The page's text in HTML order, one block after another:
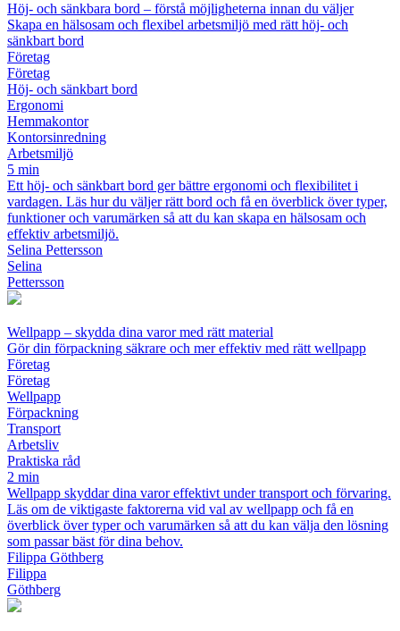
Höj- och sänkbara bord – förstå möjligheterna innan du väljer
Skapa en hälsosam och flexibel arbetsmiljö med rätt höj- och
sänkbart bord
Företag
Företag
Höj- och sänkbart bord
Ergonomi
Hemmakontor
Kontorsinredning
Arbetsmiljö
5 min
Ett höj- och sänkbart bord ger bättre ergonomi och flexibilitet i
vardagen. Läs hur du väljer rätt bord och få en överblick över typer,
funktioner och varumärken så att du kan skapa en hälsosam och
effektiv arbetsmiljö.
Selina Pettersson
Selina
Pettersson
Wellpapp – skydda dina varor med rätt material
Gör din förpackning säkrare och mer effektiv med rätt wellpapp
Företag
Företag
Wellpapp
Förpackning
Transport
Arbetsliv
Praktiska råd
2 min
Wellpapp skyddar dina varor effektivt under transport och förvaring.
Läs om de viktigaste faktorerna vid val av wellpapp och få en
överblick över typer och varumärken så att du kan välja den lösning
som passar bäst för dina behov.
Filippa Göthberg
Filippa
Göthberg